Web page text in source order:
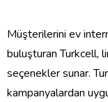
Müşterilerini ev
buluşturan Turkcell,
seçenekler sunar.
kampanyalardan